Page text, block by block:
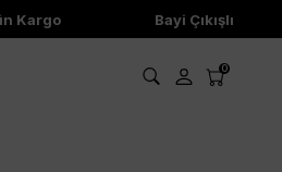
Bayi Çıkışlı Ürünler
0